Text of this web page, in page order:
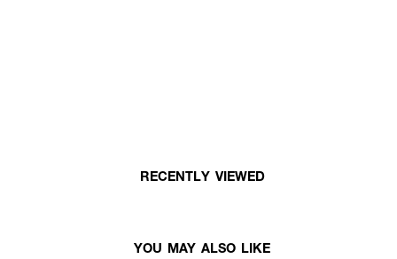
RECENTLY VIEWED
YOU MAY ALSO LIKE